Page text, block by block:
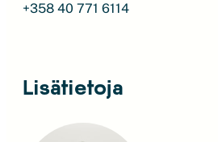
+358 40 771 6114
Lisätietoja